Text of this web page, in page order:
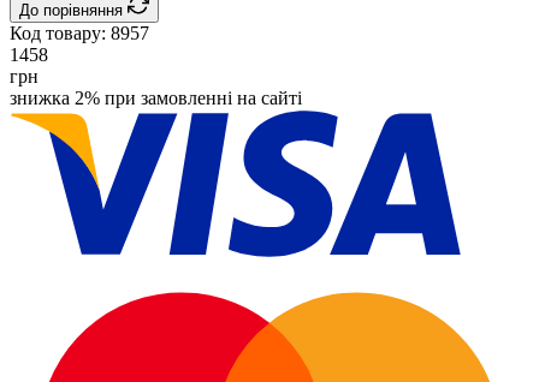
До порівняння
Код товару: 8957
1458
грн
знижка 2% при замовленні на сайті